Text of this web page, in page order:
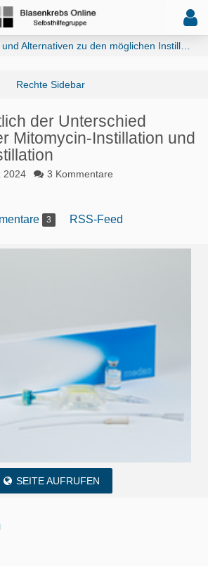
der Unterschied
Mitomycin-Instillation und
2024 3 Kommentare
3 RSS-Feed
SEITE AUFRUFEN